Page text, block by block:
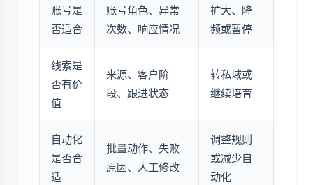
账号是
否适合
账号角色、异常
次数、响应情况
扩大、降
频或暂停
线索是
否有价
值
来源、客户阶
段、跟进状态
转私域或
继续培育
自动化
是否合
适
批量动作、失败
原因、人工修改
调整规则
或减少自
动化